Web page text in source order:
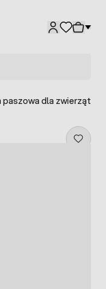
paszowa dla zwierząt